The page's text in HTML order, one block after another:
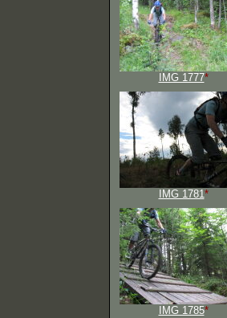
IMG 1777*
IMG 1781 *
IMG 1785*